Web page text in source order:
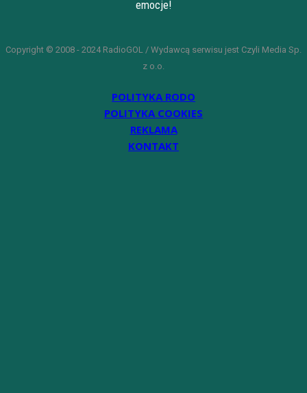
emocje!
Copyright © 2008 - 2024 RadioGOL / Wydawcą serwisu jest Czyli Media Sp.
z o.o.
POLITYKA RODO
POLITYKA COOKIES
REKLAMA
KONTAKT